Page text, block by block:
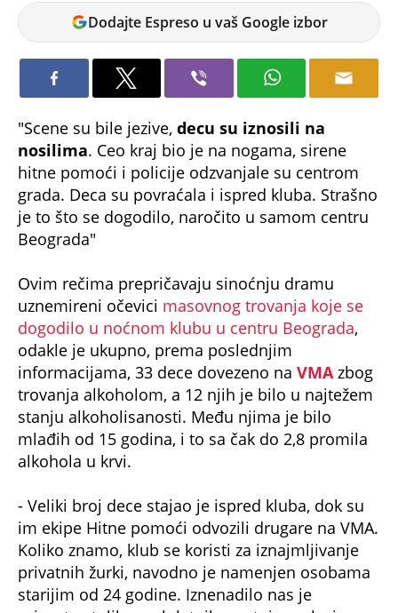
Vladimir
Šuster
Dodajte Espreso u vaš Google izbor
"Scene su bile jezive, decu su iznosili na
nosilima. Ceo kraj bio je na nogama, sirene
hitne pomoći i policije odzvanjale su centrom
grada. Deca su povraćala i ispred kluba. Strašno
je to što se dogodilo, naročito u samom centru
Beograda"
Ovim rečima prepričavaju sinoćnju dramu
uznemireni očevici masovnog trovanja koje se
dogodilo u noćnom klubu u centru Beograda,
odakle je ukupno, prema poslednjim
informacijama, 33 dece dovezeno na VMAzbog
trovanja alkoholom, a 12 njih je bilo u najtežem
stanju alkoholisanosti. Među njima je bilo
mlađih od 15 godina, i to sa čak do 2,8 promila
alkohola u krvi.
- Veliki broj dece stajao je ispred kluba, dok su
im ekipe Hitne pomoći odvozili drugare na VMA.
Koliko znamo, klub se koristi za iznajmljivanje
privatnih žurki, navodno je namenjen osobama
starijim od 24 godine. Iznenadilo nas je